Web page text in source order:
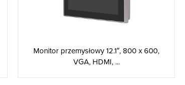
Monitor przemysłowy 12.1″, 800 x 600,
VGA, HDMI, ...